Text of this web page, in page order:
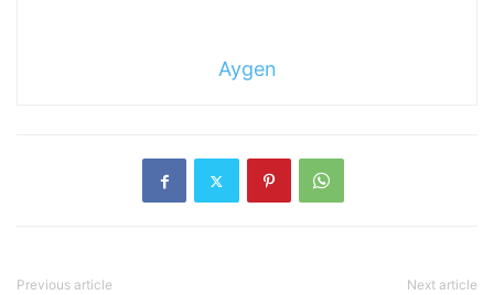
Aygen
Previous article Next article